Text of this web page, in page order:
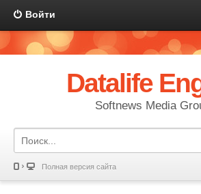
Войти
Datalife
Softnews Media
Полная версия сайта